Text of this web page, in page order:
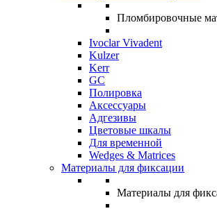
Пломбировочные
Ivoclar Vivadent
Kulzer
Kerr
GC
Полировка
Аксессуары
Адгезивы
Цветовые шкалы
Для временной
Wedges & Matrices
Материалы для фиксации
Материалы для